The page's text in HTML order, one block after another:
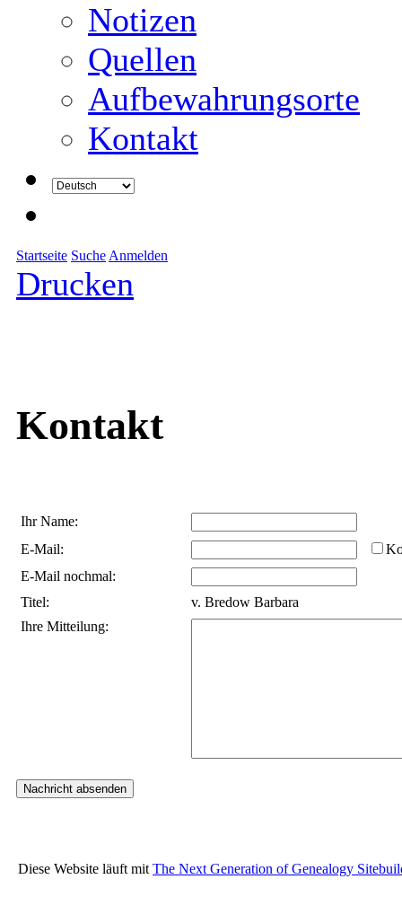
Notizen
Quellen
Aufbewahrungsorte
Kontakt
Startseite Suche Anmelden
Drucken
Kontakt
Ihr Name:
E-Mail:
E-Mail nochmal:
Titel:
v. Bredow Barbara
Ihre Mitteilung:
Diese Website läuft mit The Next Generation of Genealogy